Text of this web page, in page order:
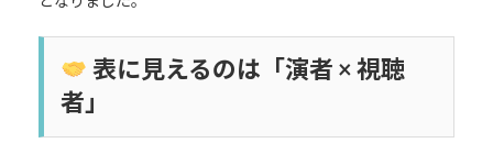
表に見えるのは「演者 × 視聴
者」